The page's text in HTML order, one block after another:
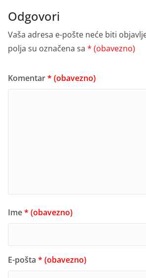
Odgovori
Vaša adresa e-pošte neće biti
polja su označena sa * (obavezno)
Komentar* (obavezno)
Ime* (obavezno)
E-pošta * (obavezno)